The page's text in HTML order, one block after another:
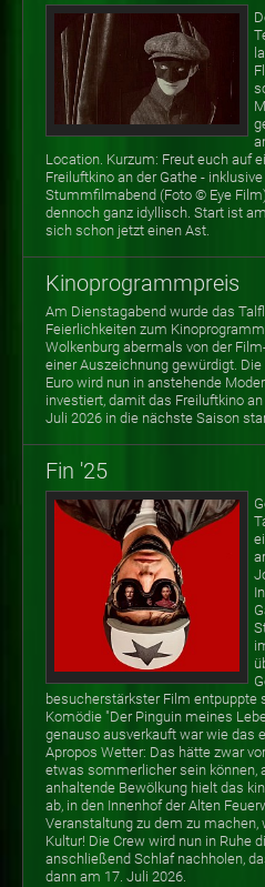
Location. Kurzum: Freut euch auf
Freiluftkino an der Gathe - inklusive
Stummfilmabend (Foto © Eye
dennoch ganz idyllisch. Start ist
sich schon jetzt einen Ast.
Kinoprogrammpreis
Am Dienstagabend wurde das
Feierlichkeiten zum
Wolkenburg abermals von der
einer Auszeichnung gewürdigt.
Euro wird nun in anstehende
investiert, damit das Freiluftkino
Juli 2026 in die nächste Saison
Fin '25
besucherstärkster Film
Komödie "Der Pinguin meines
genauso ausverkauft war wie das
Apropos Wetter: Das hätte zwar
etwas sommerlicher sein können,
anhaltende Bewölkung hielt das
ab, in den Innenhof der Alten
Veranstaltung zu dem zu machen,
Kultur! Die Crew wird nun in Ruhe
anschließend Schlaf nachholen,
dann am 17. Juli 2026.